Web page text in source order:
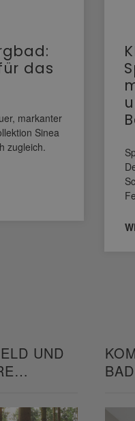
das
markanter
Sinea
zugleich.
UND